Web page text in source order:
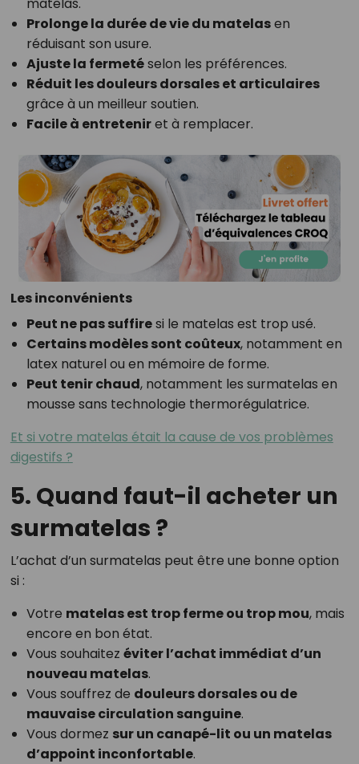
matelas.
Prolonge la durée de vie du matelasen
réduisant son usure.
Ajuste la fermetéselon les préférences.
Réduit les douleurs dorsales et articulaires
grâce à un meilleur soutien.
Facile à entreteniret à remplacer.
Les inconvénients
Peut ne pas suffiresi le matelas est trop usé.
Certains modèles sont coûteux, notamment en
latex naturel ou en mémoire de forme.
Peut tenir chaud, notamment les surmatelas en
mousse sans technologie thermorégulatrice.
Et si votre matelas était la cause de vos problèmes
digestifs ?
5. Quand faut-il acheter un
surmatelas ?
L’achat d’un surmatelas peut être une bonne option
si :
Votre matelas est trop ferme ou trop mou, mais
encore en bon état.
Vous souhaitez éviter l’achat immédiat d’un
nouveau matelas.
Vous souffrez de douleurs dorsales ou de
mauvaise circulation sanguine.
Vous dormez sur un canapé-lit ou un matelas
d’appoint inconfortable.